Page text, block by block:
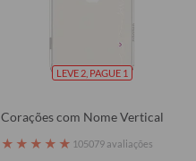
LEVE 2, PAGUE 1
Corações com Nome Vertical
★ ★ ★ ★ ★ 105079 avaliações